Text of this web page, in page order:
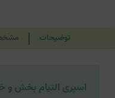
توضیحات
اسپری التیام بخش و